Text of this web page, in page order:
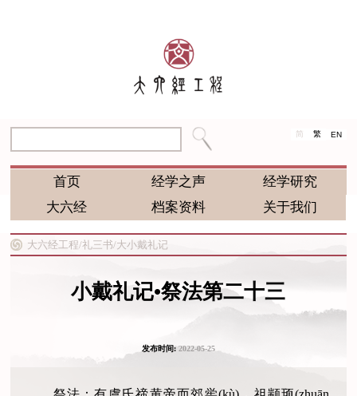
简 繁 EN
首页 经学之声
经学研究
大六经
档案资料 关于我们
大六经工程/礼三书/大小戴礼记
小戴礼记•祭法第二十三
发布时间:2022-05-25